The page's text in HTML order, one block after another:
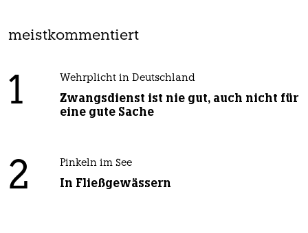
meistkommentiert
1 Wehrplicht in Deutschland
Zwangsdienst ist nie gut, auch nicht für
eine gute Sache
2 Pinkeln im See
In Fließgewässern